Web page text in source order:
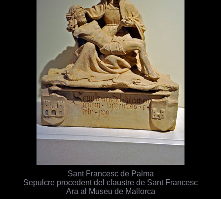
Sant Francesc de Palma
Sepulcre procedent del claustre de Sant Francesc
Ara al Museu de Mallorca